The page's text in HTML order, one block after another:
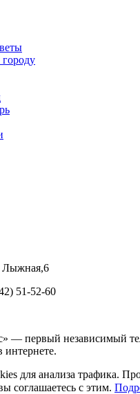
Лыжная,6
51-52-60
— первый независимый
интернете.
для анализа трафика.
соглашаетесь с этим.